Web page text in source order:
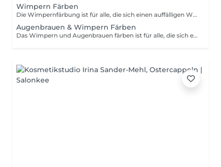
Wimpern Färben
Die Wimpernfärbung ist für alle, die sich einen auffälligen Wimpern-Effekt wünschen, der lange anhält.
Augenbrauen & Wimpern Färben
Das Wimpern und Augenbrauen färben ist für alle, die sich einen auffälligen Wimpern-Effekt und vollere Brauen wünschen, die lange halten.